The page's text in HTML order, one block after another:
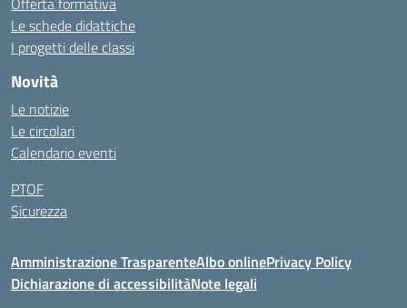
Le schede didattiche
I progetti delle classi
Novità
Le notizie
Le circolari
Calendario eventi
PTOF
Sicurezza
Amministrazione TrasparenteAlbo onlinePrivacy Policy
Dichiarazione di accessibilitàNote legali